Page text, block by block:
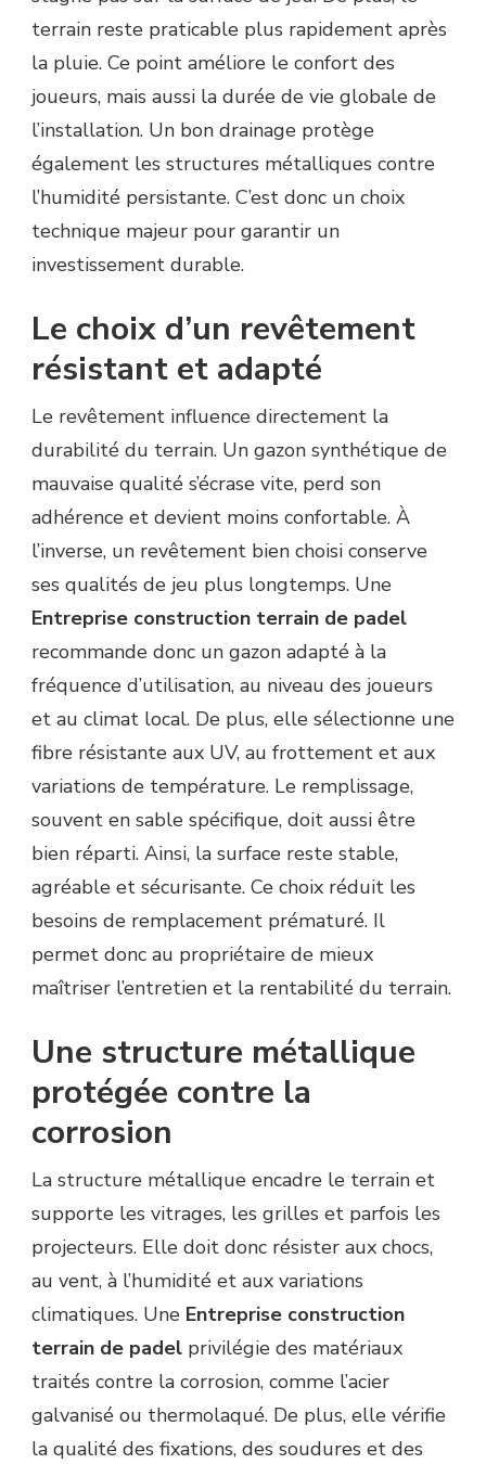
terrain reste praticable plus rapidement après
la pluie. Ce point améliore le confort des
joueurs, mais aussi la durée de vie globale de
l’installation. Un bon drainage protège
également les structures métalliques contre
l’humidité persistante. C’est donc un choix
technique majeur pour garantir un
investissement durable.
Le choix d’un revêtement
résistant et adapté
Le revêtement influence directement la
durabilité du terrain. Un gazon synthétique de
mauvaise qualité s’écrase vite, perd son
adhérence et devient moins confortable. À
l’inverse, un revêtement bien choisi conserve
ses qualités de jeu plus longtemps. Une
Entreprise construction terrain de padel
recommande donc un gazon adapté à la
fréquence d’utilisation, au niveau des joueurs
et au climat local. De plus, elle sélectionne une
fibre résistante aux UV, au frottement et aux
variations de température. Le remplissage,
souvent en sable spécifique, doit aussi être
bien réparti. Ainsi, la surface reste stable,
agréable et sécurisante. Ce choix réduit les
besoins de remplacement prématuré. Il
permet donc au propriétaire de mieux
maîtriser l’entretien et la rentabilité du terrain.
Une structure métallique
protégée contre la
corrosion
La structure métallique encadre le terrain et
supporte les vitrages, les grilles et parfois les
projecteurs. Elle doit donc résister aux chocs,
au vent, à l’humidité et aux variations
climatiques. Une Entreprise construction
terrain de padel privilégie des matériaux
traités contre la corrosion, comme l’acier
galvanisé ou thermolaqué. De plus, elle vérifie
la qualité des fixations, des soudures et des